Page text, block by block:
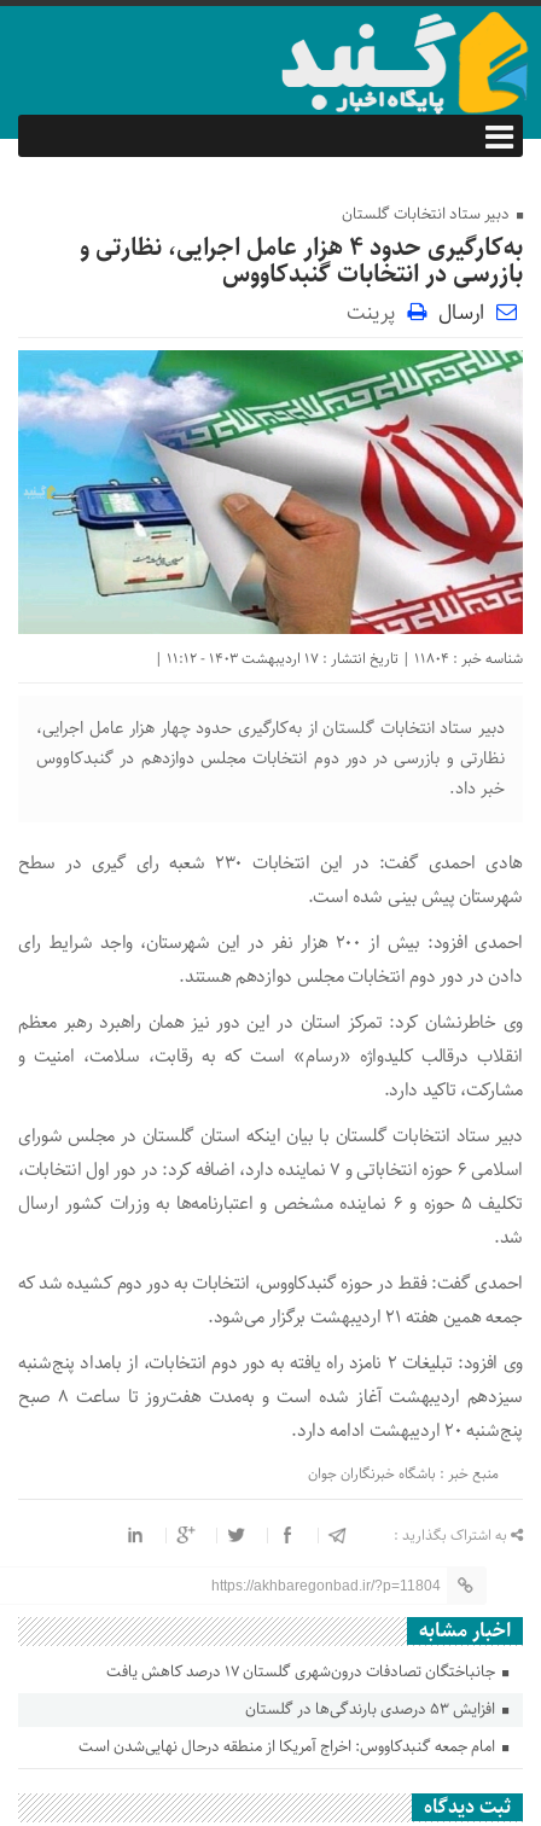
دبیر ستاد انتخابات گلستان
به‌کارگیری حدود ۴ هزار عامل اجرایی، نظارتی و
بازرسی در انتخابات گنبدکاووس
ارسال پرینت
شناسه خبر : 11804 | تاریخ انتشار : 17 اردیبهشت 1403 - 11:12 |
دبیر ستاد انتخابات گلستان از به‌کارگیری حدود چهار هزار عامل اجرایی،
نظارتی و بازرسی در دور دوم انتخابات مجلس دوازدهم در گنبدکاووس
خبر داد.
هادی احمدی گفت: در این انتخابات ۲۳۰ شعبه رای گیری در سطح
شهرستان پیش بینی شده است.
احمدی افزود: بیش از ۲۰۰ هزار نفر در این شهرستان، واجد شرایط رای
دادن در دور دوم انتخابات مجلس دوازدهم هستند.
وی خاطرنشان کرد: تمرکز استان در این دور نیز همان راهبرد رهبر معظم
انقلاب درقالب کلیدواژه «رسام» است که به رقابت، سلامت، امنیت و
مشارکت، تاکید دارد.
دبیر ستاد انتخابات گلستان با بیان اینکه استان گلستان در مجلس شورای
اسلامی ۶ حوزه انتخاباتی و ۷ نماینده دارد، اضافه کرد: در دور اول انتخابات،
تکلیف ۵ حوزه و ۶ نماینده مشخص و اعتبارنامه‌ها به وزرات کشور ارسال
شد.
احمدی گفت: فقط در حوزه گنبدکاووس، انتخابات به دور دوم کشیده شد که
جمعه همین هفته ۲۱ اردیبهشت برگزار می‌شود.
وی افزود: تبلیغات ۲ نامزد راه یافته به دور دوم انتخابات، از بامداد پنج‌شنبه
سیزدهم اردیبهشت آغاز شده است و به‌مدت هفت‌روز تا ساعت ۸ صبح
پنج‌شنبه ۲۰ اردیبهشت ادامه دارد.
منبع خبر : باشگاه خبرنگاران جوان
به اشتراک بگذارید :
https://akhbaregonbad.ir/?p=11804
اخبار مشابه
جانباختگان تصادفات درون‌شهری گلستان ۱۷ درصد کاهش یافت
افزایش ۵۳ درصدی بارندگی‌ها در گلستان
امام جمعه گنبدکاووس: اخراج آمریکا از منطقه درحال نهایی‌شدن است
ثبت دیدگاه